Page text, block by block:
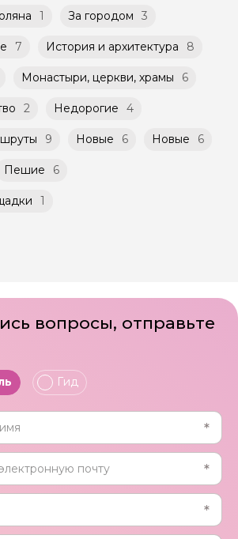
самого тура и
соглашения
на сайте: Картой
можно оплатить любую
на тех же
и групповые, но с количество
(группа может быть
1 За городом 3
7 История и архитектура 8
Монастыри, церкви, храмы 6
2 Недорогие 4
9 Новые 6 Новые 6
Пешие 6
1
вопросы, отправьте
Гид